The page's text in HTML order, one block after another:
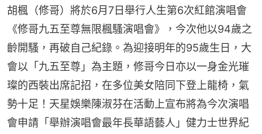
胡楓（修哥）將於6月7日舉行人生第6次紅館演唱會
《修哥九五至尊無限楓騷演唱會》，今次他以94歲之
齡開騷，再破自己紀錄。為迎接明年的95歲生日，大
會以「九五至尊」為主題，修哥今日亦以一身金光璀
璨的西裝出席記招，在多位美女陪同下登上龍椅，氣
勢十足！天星娛樂陳淑芬在活動上宣布將為今次演唱
會申請「舉辦演唱會最年長華語藝人」健力士世界紀